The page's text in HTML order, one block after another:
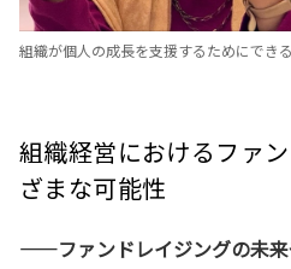
組織が個人の成長を支援するためにでき
組織経営におけるファ
ざまな可能性
——ファンドレイジングの未来